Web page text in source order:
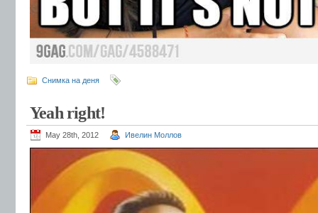
Снимка на деня
Yeah right!
May 28th, 2012 Ивелин Моллов